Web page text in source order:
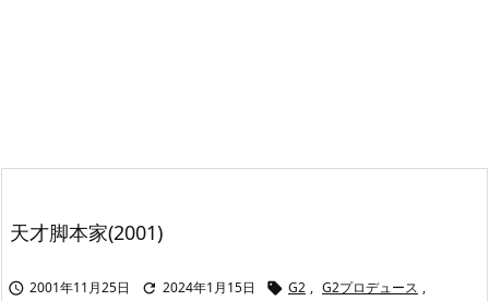
天才脚本家(2001)
 2001年11月25日  2024年1月15日  G2 , G2プロデュース ,